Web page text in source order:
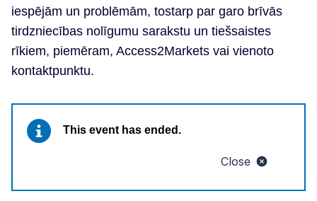
iespējām un problēmām, tostarp par garo brīvās
tirdzniecības nolīgumu sarakstu un tiešsaistes
rīkiem, piemēram, Access2Markets vai vienoto
kontaktpunktu.
Close
This event has ended.